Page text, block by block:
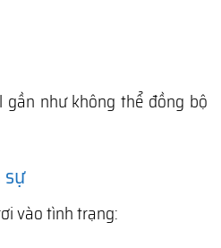
gần như không thể đồng bộ
vào tình trạng: